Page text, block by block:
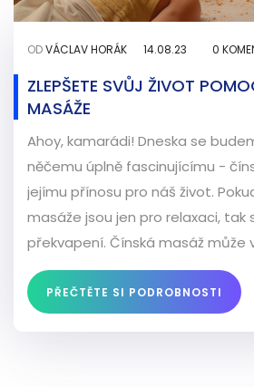
ODVÁCLAV HORÁK 14.08.23 0
ZLEPŠETE SVŮJ ŽIVOT
MASÁŽE
Ahoy, kamarádi! Dneska se
něčemu úplně fascinujícímu -
jejímu přínosu pro náš život.
masáže jsou jen pro relaxaci, tak
překvapení. Čínská masáž může
zdravotní stav, naší mentální
celkovou kvalitu našeho života.
náš průzkum plný poznání a
PŘEČTĚTE SI PODROBNOSTI